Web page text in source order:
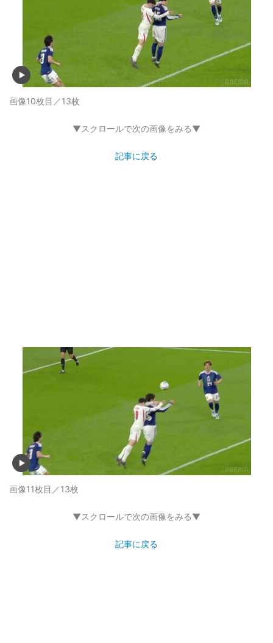
画像10枚目／13枚
▼スクロールで次の画像をみる▼
記事に戻る
画像11枚目／13枚
▼スクロールで次の画像をみる▼
記事に戻る